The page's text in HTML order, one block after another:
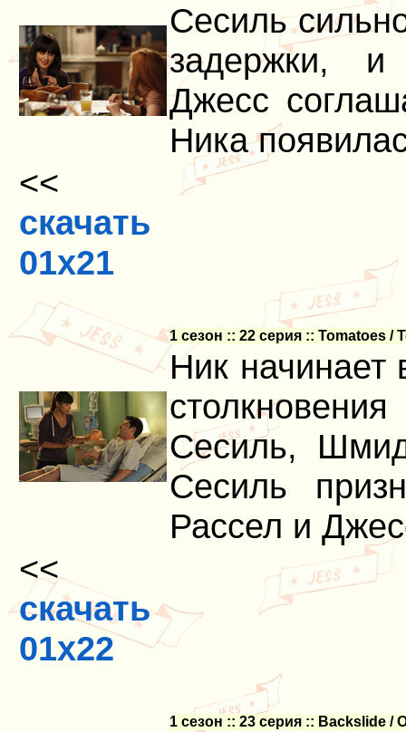
Сесиль
задержки,
Джесс
Ника
<<
скачать
01x21
1 сезон :: 22 серия :: Tomatoes /
Ник
Сесиль,
Сесиль
Рассел и
<<
скачать
01x22
1 сезон :: 23 серия :: Backslide /